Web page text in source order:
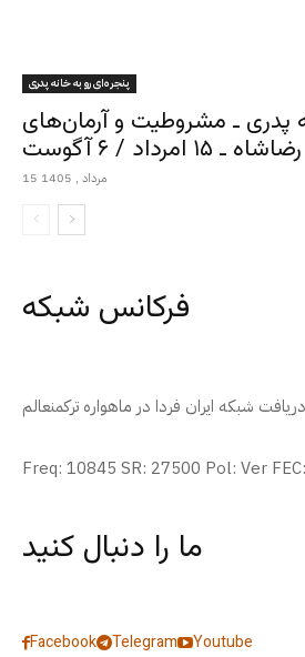
پنجره‌ای رو به خانه پدری
پدری ـ مشروطیت و آرمان‌های
رضاشاه ـ ۱۵ امرداد / ۶ آگوست
15 مرداد , 1405
فرکانس شبکه
Freq: 10845 SR: 27500 Pol: Ver
ما را دنبال کنید
Facebook Telegram
Youtube